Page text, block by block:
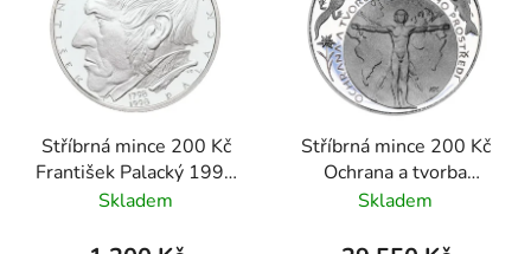
Stříbrná mince 200 Kč
František Palacký 1998
standard
Skladem
Stříbrná mince 200 Kč
Ochrana a tvorba
životního prostředí
Skladem